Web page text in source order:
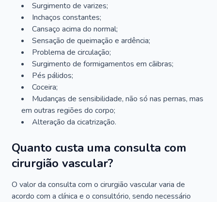
Surgimento de varizes;
Inchaços constantes;
Cansaço acima do normal;
Sensação de queimação e ardência;
Problema de circulação;
Surgimento de formigamentos em cãibras;
Pés pálidos;
Coceira;
Mudanças de sensibilidade, não só nas pernas, mas
em outras regiões do corpo;
Alteração da cicatrização.
Quanto custa uma consulta com
cirurgião vascular?
O valor da consulta com o cirurgião vascular varia de
acordo com a clínica e o consultório, sendo necessário